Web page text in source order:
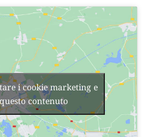
i cookie marketing e
contenuto